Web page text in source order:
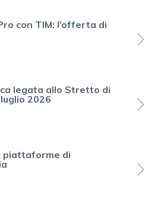
con TIM: l’offerta di
legata allo Stretto di
2026
piattaforme di